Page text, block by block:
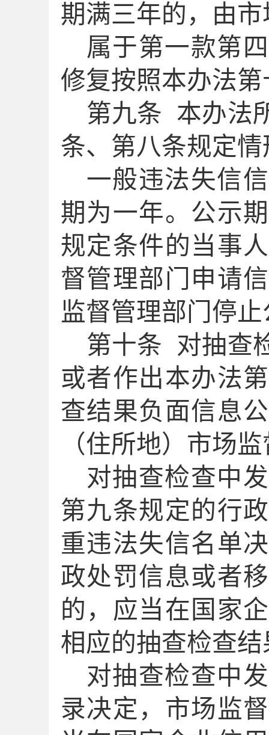
期满三年的，由
属于第一款第
修复按照本办法第
第九条 本办法
条、第八条规定情
一般违法失信
期为一年。公示
规定条件的当事
督管理部门申请
监督管理部门停
第十条 对抽查
或者作出本办法第
查结果负面信息
（住所地） 市场
对抽查检查中
第九条规定的行
重违法失信名单
政处罚信息或者
的 ，应当在国家
相应的抽查检查
对抽查检查中
录决定， 市场监